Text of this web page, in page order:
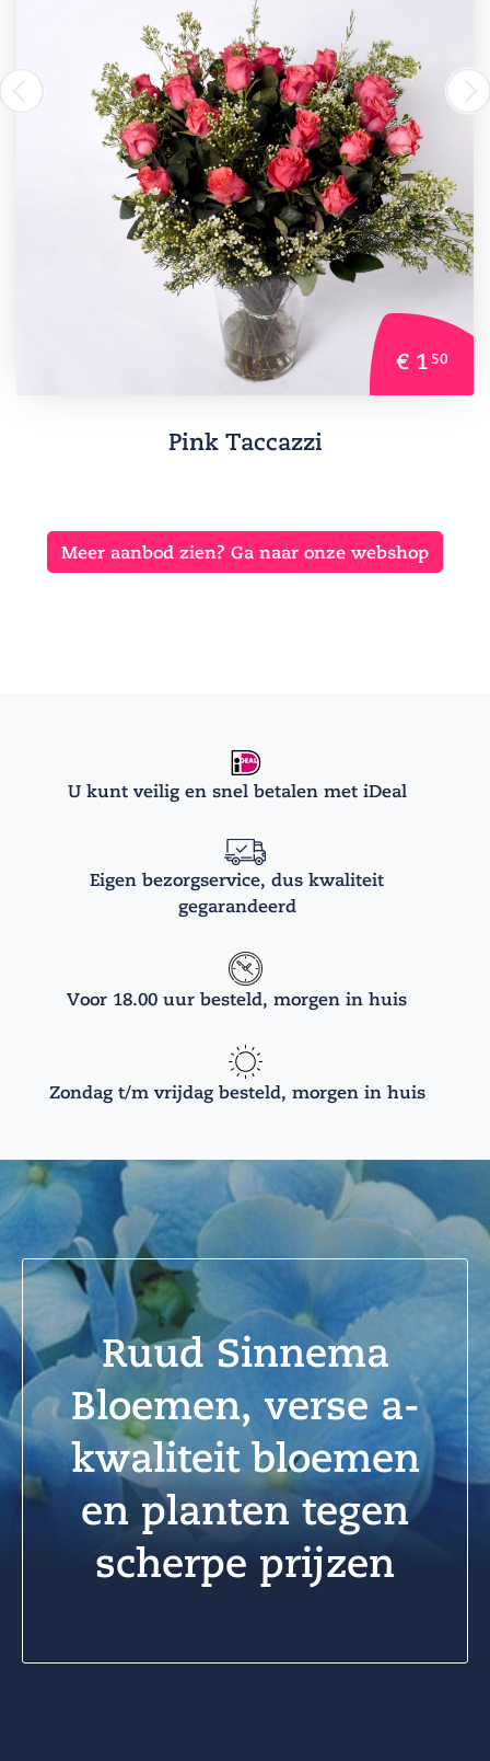
€ 1 50
Pink Taccazzi
Meer aanbod zien? Ga naar onze webshop
U kunt veilig en snel betalen met iDeal
Eigen bezorgservice, dus kwaliteit
gegarandeerd
Voor 18.00 uur besteld, morgen in huis
Zondag t/m vrijdag besteld, morgen in huis
Ruud Sinnema
Bloemen, verse a-
kwaliteit bloemen
en planten tegen
scherpe prijzen